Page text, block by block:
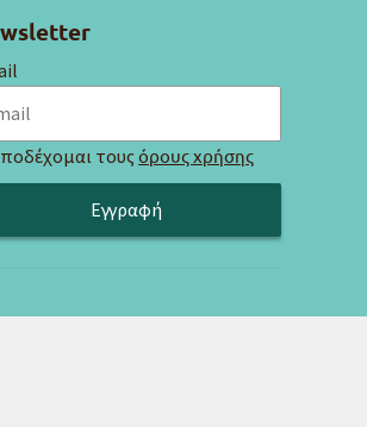
τουςόρους χρήσης